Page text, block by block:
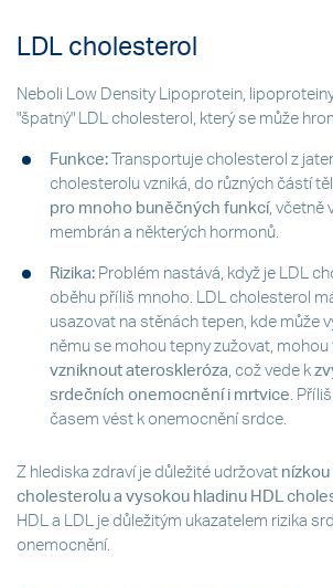
LDL cholesterol
Neboli Low Density Lipoprotein,
"špatný" LDL cholesterol, který se může
Funkce: Transportuje cholesterol z
cholesterolu vzniká, do různých částí
pro mnoho buněčných funkcí, včetně
membrán a některých hormonů.
Rizika: Problém nastává, když je LDL
oběhu příliš mnoho. LDL cholesterol
usazovat na stěnách tepen, kde může
němu se mohou tepny zužovat, mohou
vzniknout ateroskleróza , což vede k
srdečních onemocnění i mrtvice .
časem vést k onemocnění srdce.
Z hlediska zdraví je důležité udržovat nízkou
cholesterolu a vysokou hladinu HDL
HDL a LDL je důležitým ukazatelem rizika
onemocnění.